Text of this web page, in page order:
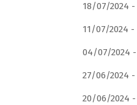
18/07/2024 -
11/07/2024 -
04/07/2024 -
27/06/2024 -
20/06/2024 -